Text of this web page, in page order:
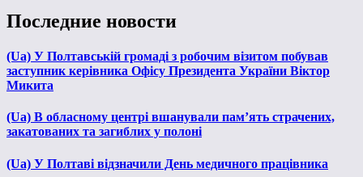
Последние новости
(Ua) У Полтавській громаді з робочим візитом побував
заступник керівника Офісу Президента України Віктор
Микита
(Ua) В обласному центрі вшанували пам’ять страчених,
закатованих та загиблих у полоні
(Ua) У Полтаві відзначили День медичного працівника